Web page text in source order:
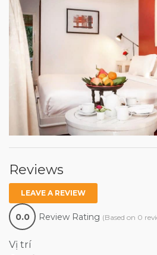
Reviews
LEAVE A REVIEW
0.0 Review Rating (Based on 0
Vị trí